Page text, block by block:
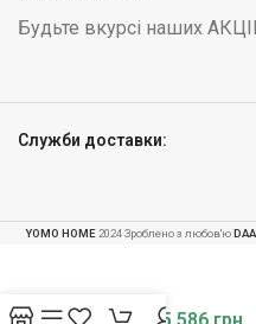
Будьте вкурсі наших
Служби доставки:
YOMO HOME 2024 Зроблено з любов'ю
SOKE XTR,5 586 грн